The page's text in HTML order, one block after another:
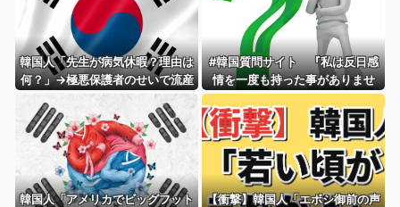
韓国人「先生が病気休暇？理由は
何？」→極悪保護者のせいで流産
した教師も…
#韓国質問サイト 『私は反日感
情を一度も持った事がありませ
ん！』、『日本好きは問題じゃな
い！日本人が問題なだけ！』
韓国人「アメリカでビッグフット
【衝撃】韓国人「エボシ御前の声